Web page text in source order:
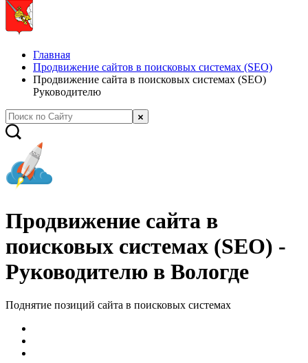
Главная
Продвижение сайтов в поисковых системах (SEO)
Продвижение сайта в поисковых системах (SEO)
Руководителю
Продвижение сайта в
поисковых системах (SEO) -
Руководителю в Вологде
Поднятие позиций сайта в поисковых системах